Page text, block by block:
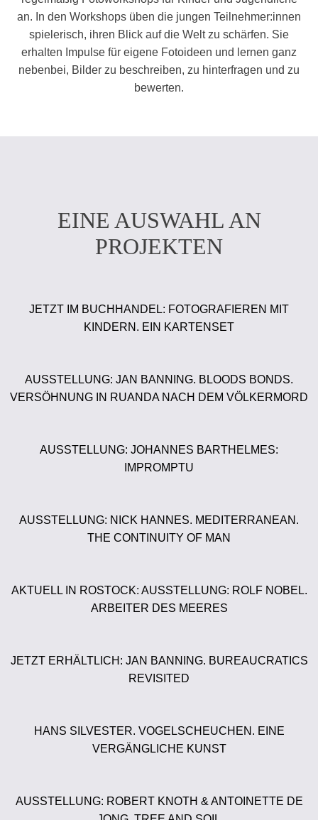
an. In den Workshops üben die jungen Teilnehmer:innen
spielerisch, ihren Blick auf die Welt zu schärfen. Sie
erhalten Impulse für eigene Fotoideen und lernen ganz
nebenbei, Bilder zu beschreiben, zu hinterfragen und zu
bewerten.
EINE AUSWAHL AN
PROJEKTEN
JETZT IM BUCHHANDEL: FOTOGRAFIEREN MIT
KINDERN. EIN KARTENSET
AUSSTELLUNG: JAN BANNING. BLOODS BONDS.
VERSÖHNUNG IN RUANDA NACH DEM VÖLKERMORD
AUSSTELLUNG: JOHANNES BARTHELMES:
IMPROMPTU
AUSSTELLUNG: NICK HANNES. MEDITERRANEAN.
THE CONTINUITY OF MAN
AKTUELL IN ROSTOCK: AUSSTELLUNG: ROLF NOBEL.
ARBEITER DES MEERES
JETZT ERHÄLTLICH: JAN BANNING. BUREAUCRATICS
REVISITED
HANS SILVESTER. VOGELSCHEUCHEN. EINE
VERGÄNGLICHE KUNST
AUSSTELLUNG: ROBERT KNOTH & ANTOINETTE DE